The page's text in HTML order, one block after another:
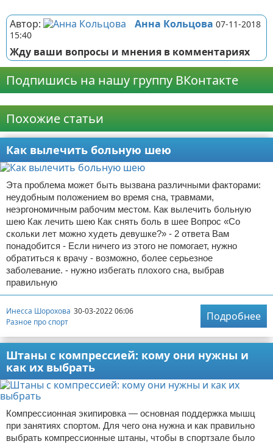
Автор: Анна Кольцова 07-11-2018
15:40
Жду ваши вопросы и мнения в комментариях
Подпишись на нашу группу ВКонтакте
Похожие статьи
Как вылечить больную шею
Эта проблема может быть вызвана различными факторами:
неудобным положением во время сна, травмами,
неэргономичным рабочим местом. Как вылечить больную
шею Как лечить шею Как снять боль в шее Вопрос «Со
скольки лет можно худеть девушке?» - 2 ответа Вам
понадобится - Если ничего из этого не помогает, нужно
обратиться к врачу - возможно, более серьезное
заболевание. - нужно избегать плохого сна, выбрав
правильную
Инесса Шорохова 30-03-2022 06:06
Разное про спорт
Подробнее
Штаны с компрессией: кому они нужны и
как их выбрать
Компрессионная экипировка — основная поддержка мышц
при занятиях спортом. Для чего она нужна и как правильно
выбрать компрессионные штаны, чтобы в спортзале было